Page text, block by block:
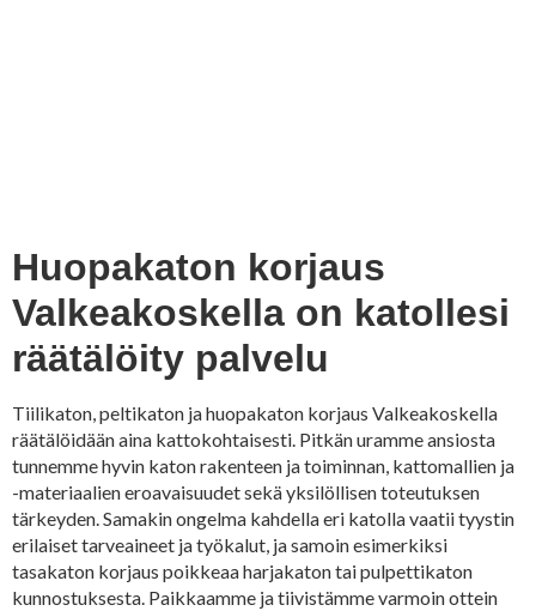
Huopakaton korjaus
Valkeakoskella on katollesi
räätälöity palvelu
Tiilikaton, peltikaton ja huopakaton korjaus Valkeakoskella
räätälöidään aina kattokohtaisesti. Pitkän uramme ansiosta
tunnemme hyvin katon rakenteen ja toiminnan, kattomallien ja
-materiaalien eroavaisuudet sekä yksilöllisen toteutuksen
tärkeyden. Samakin ongelma kahdella eri katolla vaatii tyystin
erilaiset tarveaineet ja työkalut, ja samoin esimerkiksi
tasakaton korjaus poikkeaa harjakaton tai pulpettikaton
kunnostuksesta. Paikkaamme ja tiivistämme varmoin ottein